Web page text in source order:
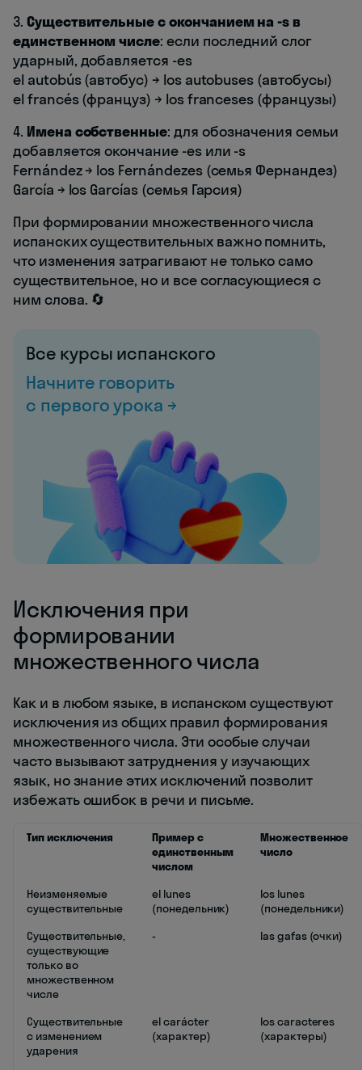
3. Существительные с окончанием на -s в
единственном числе: если последний слог
ударный, добавляется -es
el autobús (автобус) → los autobuses (автобусы)
el francés (француз) → los franceses (французы)
4. Имена собственные: для обозначения семьи
добавляется окончание -es или -s
Fernández → los Fernándezes (семья Фернандез)
García → los Garcías (семья Гарсия)
При формировании множественного числа
испанских существительных важно помнить,
что изменения затрагивают не только само
существительное, но и все согласующиеся с
ним слова. 🔄
Все курсы испанского
Начните говорить
с первого урока →
Исключения при
формировании
множественного числа
Как и в любом языке, в испанском существуют
исключения из общих правил формирования
множественного числа. Эти особые случаи
часто вызывают затруднения у изучающих
язык, но знание этих исключений позволит
избежать ошибок в речи и письме.
Тип исключения
Пример с
единственным
числом
Множественное
число
Неизменяемые
существительные
el lunes
(понедельник)
los lunes
(понедельники)
Существительные,
существующие
только во
множественном
числе
- las gafas (очки)
Существительные
с изменением
ударения
el carácter
(характер)
los caracteres
(характеры)